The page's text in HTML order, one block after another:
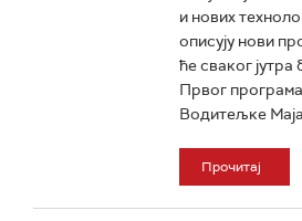
и нових
описују нови
ће сваког
Првог
Водитељке
Прочитај